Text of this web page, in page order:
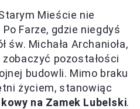
Mieście nie
Farze, gdzie niegdyś
św. Michała Archanioła,
pozostałości
budowli. Mimo braku
życiem, stanowiąc
na Zamek Lubelski.